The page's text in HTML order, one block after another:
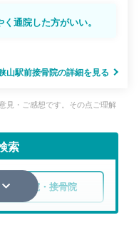
通院した方がいい。
山駅前接骨院の詳細を見る
見・ご感想です。その点ご理解
索
整骨院・接骨院